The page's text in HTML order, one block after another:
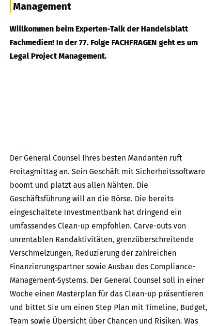
Management
Willkommen beim Experten-Talk der Handelsblatt
Fachmedien! In der 77. Folge FACHFRAGEN geht es um
Legal Project Management.
Der General Counsel Ihres besten Mandanten ruft
Freitagmittag an. Sein Geschäft mit Sicherheitssoftware
boomt und platzt aus allen Nähten. Die
Geschäftsführung will an die Börse. Die bereits
eingeschaltete Investmentbank hat dringend ein
umfassendes Clean-up empfohlen. Carve-outs von
unrentablen Randaktivitäten, grenzüberschreitende
Verschmelzungen, Reduzierung der zahlreichen
Finanzierungspartner sowie Ausbau des Compliance-
Management-Systems. Der General Counsel soll in einer
Woche einen Masterplan für das Clean-up präsentieren
und bittet Sie um einen Step Plan mit Timeline, Budget,
Team sowie Übersicht über Chancen und Risiken. Was